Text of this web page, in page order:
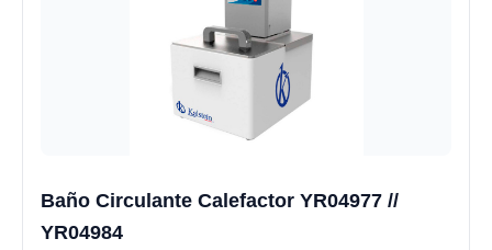
Baño Circulante Calefactor YR04977 //
YR04984